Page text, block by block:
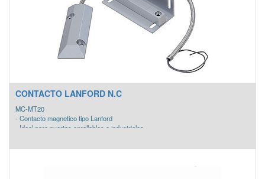
CONTACTO LANFORD N.C
MC-MT20
- Contacto magnetico tipo Lanford
- Ideal para puertas enrollables o industriales